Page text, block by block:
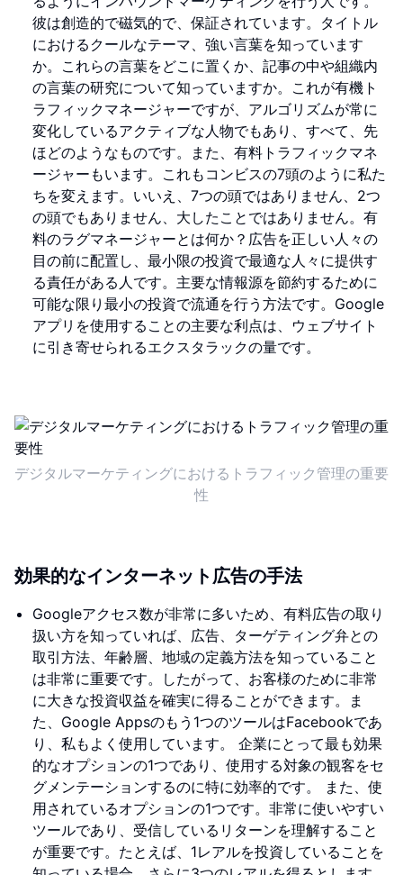
彼は創造的で磁気的で、保証されています。タイトル
におけるクールなテーマ、強い言葉を知っています
か。これらの言葉をどこに置くか、記事の中や組織内
の言葉の研究について知っていますか。これが有機ト
ラフィックマネージャーですが、アルゴリズムが常に
変化しているアクティブな人物でもあり、すべて、先
ほどのようなものです。また、有料トラフィックマネ
ージャーもいます。これもコンビスの7頭のように私た
ちを変えます。いいえ、7つの頭ではありません、2つ
の頭でもありません、大したことではありません。有
料のラグマネージャーとは何か？広告を正しい人々の
目の前に配置し、最小限の投資で最適な人々に提供す
る責任がある人です。主要な情報源を節約するために
可能な限り最小の投資で流通を行う方法です。Google
アプリを使用することの主要な利点は、ウェブサイト
に引き寄せられるエクスタラックの量です。
デジタルマーケティングにおけるトラフィック管理の重要
性
効果的なインターネット広告の手法
Googleアクセス数が非常に多いため、有料広告の取り
扱い方を知っていれば、広告、ターゲティング弁との
取引方法、年齢層、地域の定義方法を知っていること
は非常に重要です。したがって、お客様のために非常
に大きな投資収益を確実に得ることができます。ま
た、Google Appsのもう1つのツールはFacebookであ
り、私もよく使用しています。 企業にとって最も効果
的なオプションの1つであり、使用する対象の観客をセ
グメンテーションするのに特に効率的です。 また、使
用されているオプションの1つです。非常に使いやすい
ツールであり、受信しているリターンを理解すること
が重要です。たとえば、1レアルを投資していることを